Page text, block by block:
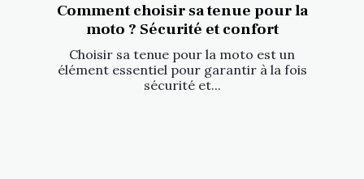
Comment choisir sa tenue pour la
moto ? Sécurité et confort
Choisir sa tenue pour la moto est un
élément essentiel pour garantir à la fois
sécurité et...